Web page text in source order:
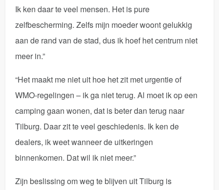
Ik ken daar te veel mensen. Het is pure
zelfbescherming. Zelfs mijn moeder woont gelukkig
aan de rand van de stad, dus ik hoef het centrum niet
meer in.”
“Het maakt me niet uit hoe het zit met urgentie of
WMO-regelingen – ik ga niet terug. Al moet ik op een
camping gaan wonen, dat is beter dan terug naar
Tilburg. Daar zit te veel geschiedenis. Ik ken de
dealers, ik weet wanneer de uitkeringen
binnenkomen. Dat wil ik niet meer.”
Zijn beslissing om weg te blijven uit Tilburg is